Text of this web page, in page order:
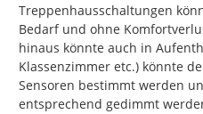
Treppenhausschaltungen
Bedarf und ohne
hinaus könnte auch in
Klassenzimmer etc.) könnte
Sensoren bestimmt werden
entsprechend gedimmt